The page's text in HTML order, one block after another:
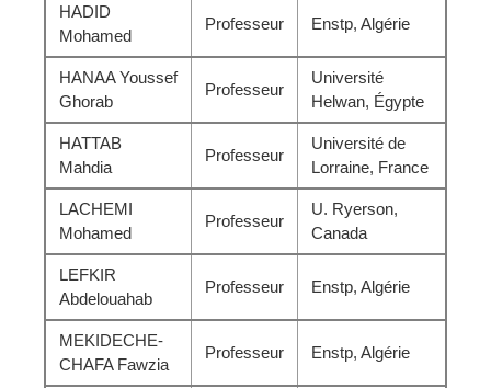
HADID
Mohamed
Professeur Enstp, Algérie
HANAA Youssef
Ghorab
Professeur
Université
Helwan, Égypte
HATTAB
Mahdia
Professeur
Université de
Lorraine, France
LACHEMI
Mohamed
Professeur
U. Ryerson,
Canada
LEFKIR
Abdelouahab
Professeur Enstp, Algérie
MEKIDECHE-
CHAFA Fawzia
Professeur Enstp, Algérie